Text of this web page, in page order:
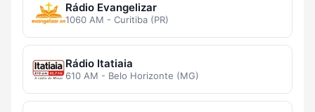
Rádio Evangelizar
1060 AM - Curitiba (PR)
Rádio Itatiaia
610 AM - Belo Horizonte (MG)